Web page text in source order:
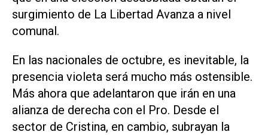
surgimiento de La Libertad Avanza a nivel
comunal.
En las nacionales de octubre, es inevitable, la
presencia violeta será mucho más ostensible.
Más ahora que adelantaron que irán en una
alianza de derecha con el Pro. Desde el
sector de Cristina, en cambio, subrayan la